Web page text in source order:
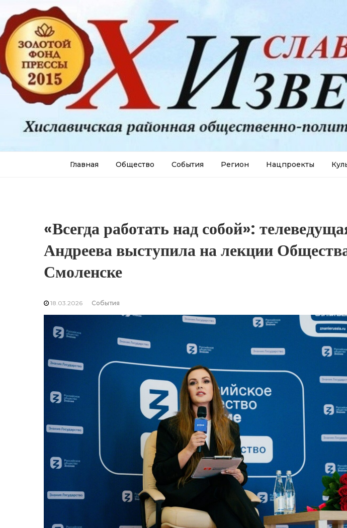
Главная Общество События Регион Нацпроекты
«Всегда работать над собой»:
Андреева выступила на лекции
Смоленске
18.03.2026 События